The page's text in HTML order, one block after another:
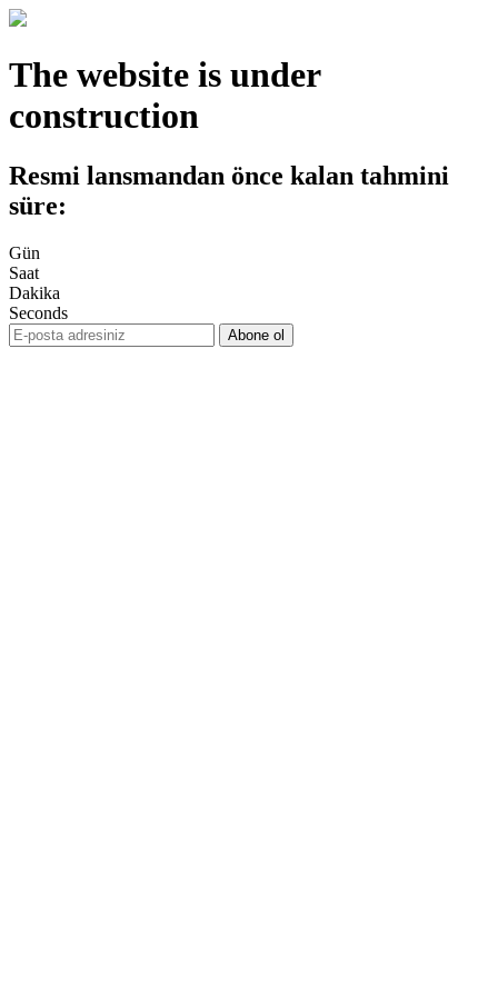
The website is under
construction
Resmi lansmandan önce kalan tahmini
süre:
Gün
Saat
Dakika
Seconds